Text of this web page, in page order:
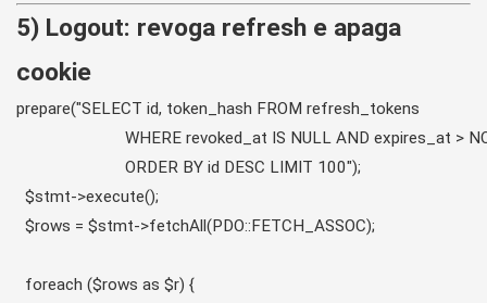
5) Logout: revoga refresh e apaga
cookie
prepare("SELECT id, token_hash FROM refresh_tokens
WHERE revoked_at IS NULL AND expires_at >
                         ORDER BY id DESC LIMIT 100");
  $stmt->execute();
  $rows = $stmt->fetchAll(PDO::FETCH_ASSOC);
  foreach ($rows as $r) {